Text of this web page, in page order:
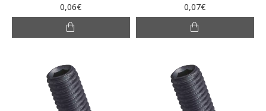
0,06€ 0,07€